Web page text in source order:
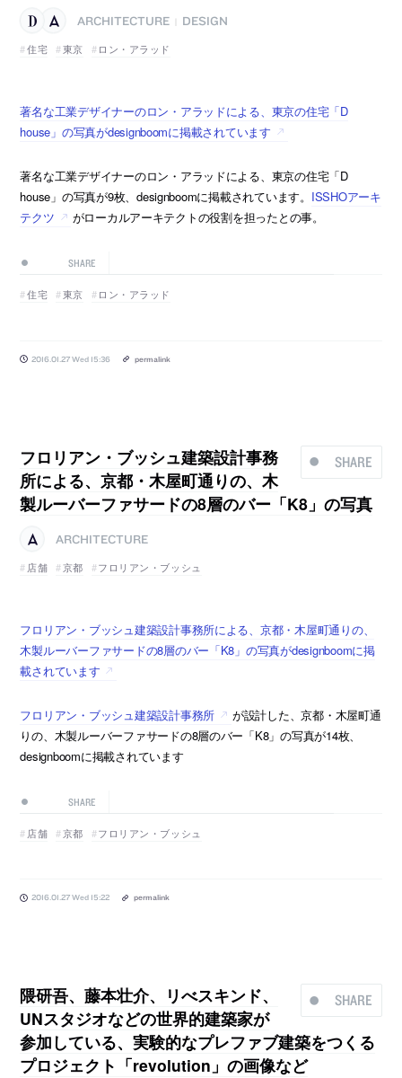
ARCHITECTURE
DESIGN
住宅
東京 ロン・アラッド
著名な工業デザイナーのロン・アラッドによる、東京の住宅「D
house」の写真がdesignboomに掲載されています
著名な工業デザイナーのロン・アラッドによる、東京の住宅「D
house」の写真が9枚、designboomに掲載されています。 ISSHOアーキ
テクツ
がローカルアーキテクトの役割を担ったとの事。
SHARE
住宅 東京 ロン・アラッド
2016.01.27 Wed 15:36 permalink
SHARE
フロリアン・ブッシュ建築設計事務
所による、京都・木屋町通りの、木
製ルーバーファサードの8層のバー「K8」の写真
ARCHITECTURE
店舗
京都 フロリアン・ブッシュ
フロリアン・ブッシュ建築設計事務所による、京都・木屋町通りの、
木製ルーバーファサードの8層のバー「K8」の写真がdesignboomに掲
載されています
フロリアン・ブッシュ建築設計事務所
が設計した、京都・木屋町通
りの、木製ルーバーファサードの8層のバー「K8」の写真が14枚、
designboomに掲載されています
SHARE
店舗 京都 フロリアン・ブッシュ
2016.01.27 Wed 15:22 permalink
SHARE
隈研吾、藤本壮介、リべスキンド、
UNスタジオなどの世界的建築家が
参加している、実験的なプレファブ建築をつくる
プロジェクト「revolution」の画像など